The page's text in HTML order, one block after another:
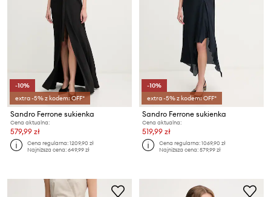
-10%
extra -5% z kodem: OFF*
Sandro Ferrone sukienka
Cena aktualna:
579,99 zł
Cena regularna:1209,90 zł
Najniższa cena:649,99 zł
-10%
extra -5% z kodem: OFF*
Sandro Ferrone sukienka
Cena aktualna:
519,99 zł
Cena regularna:1069,90 zł
Najniższa cena:579,99 zł